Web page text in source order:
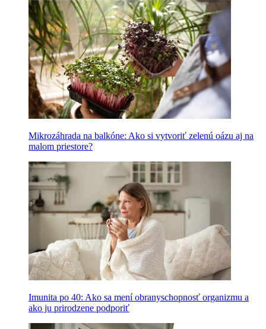
Mikrozáhrada na balkóne: Ako si vytvoriť zelenú oázu aj na
malom priestore?
Imunita po 40: Ako sa mení obranyschopnosť organizmu a
ako ju prirodzene podporiť